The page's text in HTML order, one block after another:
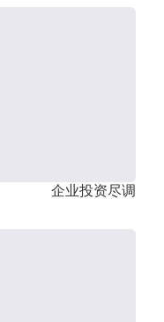
企业投资尽调